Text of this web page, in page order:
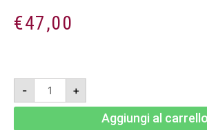
€47,00
-
Sancaba
Pinot
Nero
2023
+
Aggiungi al carrello